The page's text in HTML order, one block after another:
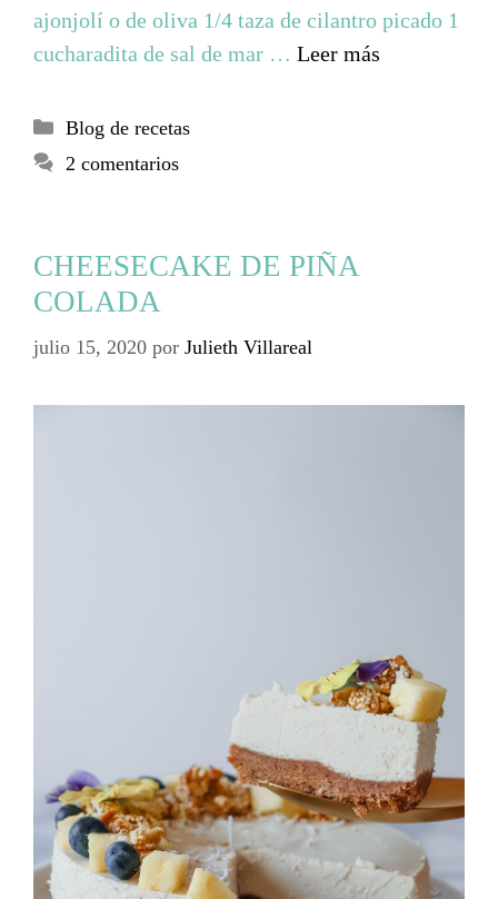
ajonjolí o de oliva 1/4 taza de cilantro picado 1
cucharadita de sal de mar … Leer más
Blog de recetas
2 comentarios
CHEESECAKE DE PIÑA
COLADA
julio 15, 2020 por Julieth Villareal